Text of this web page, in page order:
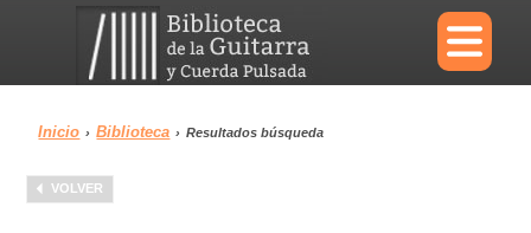
×
Menu
Inicio › Biblioteca › Resultados búsqueda
VOLVER